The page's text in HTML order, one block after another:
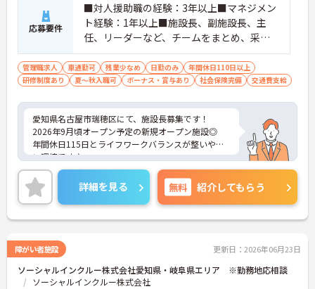
応募要件
■対人援助職の経験：3年以上■マネジメン
ト経験：1年以上■施設長、副施設長、主
任、リーダーなど、チームをまとめ、采配
や進捗管理を行った経験■PCスキル■求め
るスキル：決断力、数値分析と改善立案実
行力、コーチング・人材育成スキル、リス
管理職求人 車通勤可 残業少なめ 日勤のみ
年間休日110日以上
研修制度あり
夏～秋入職可 ボーナス・賞与あり 社会保険完備 交通費支給
愛知県名古屋市瑞穂区にて、施設長募集です！
2026年9月頃オープン予定の新規オープン施設◎
年間休日115日とライフワークバランスが整いやす
い環境です♪
ご興味のある方には、面接対策ポイントなど、さら
に詳細をご案内しますのでお気軽にご相談くださ
い！
詳細を見る 無料 紹介してもらう
障がい者施設 更新日：2026年06月23日
ソーシャルインクルー株式会社愛知県・岐阜県エリア ※勤務地応相談
ソーシャルインクルー株式会社